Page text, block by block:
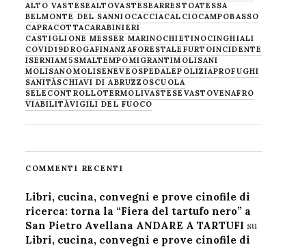
ALTO VASTESEALTOVASTESEARRESTOATESSA
BELMONTE DEL SANNIOCACCIACALCIOCAMPOBASSO
CAPRACOTTACARABINIERI
CASTIGLIONE MESSER MARINOCHIETINOCINGHIALI
COVID19DROGAFINANZAFORESTALE FURTOINCIDENTE
ISERNIAM5SMALTEMPOMIGRANTIMOLISANI
MOLISANOMOLISENEVE OSPEDALEPOLIZIAPROFUGHI
SANITÀSCHIAVI DI ABRUZZOSCUOLA
SELECONTROLLOTERMOLIVASTESE VASTOVENAFRO
VIABILITÀVIGILI DEL FUOCO
COMMENTI RECENTI
Libri, cucina, convegni e prove cinofile di
ricerca: torna la “Fiera del tartufo nero” a
San Pietro Avellana ANDARE A TARTUFI su
Libri, cucina, convegni e prove cinofile di